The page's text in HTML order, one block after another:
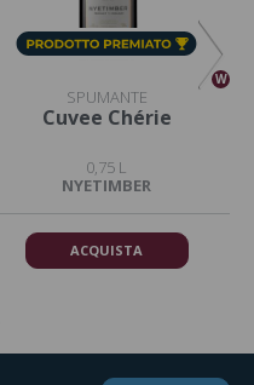
W
SPUMANTE
Cuvee Chérie
0,75 L
NYETIMBER
ACQUISTA